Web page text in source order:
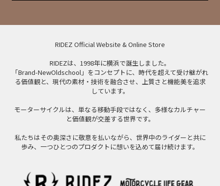
RIDEZ Official Website & Online Store
RIDEZは、1998年に横浜で誕生しました。
「Brand-NewOldschool」をコンセプトに、時代を超えて受け継がれ
る価値観と、現代の素材・技術を融合させ、上質さと機能美を追求
しています。
モーターサイクルは、単なる移動手段ではなく、多様なカルチャー
と価値観が交差する世界です。
私たちはその奥深さに敬意を払いながら、世界中のライダーと共に
歩み、一つひとつのプロダクトに想いを込めて届け続けます。